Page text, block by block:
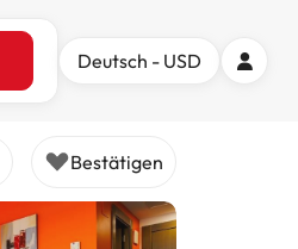
Deutsch - USD
Bestätigen